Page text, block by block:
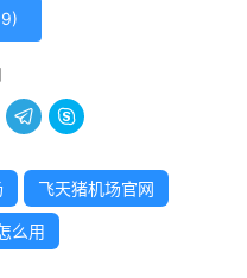
)
 
飞天猪机场官网
么用